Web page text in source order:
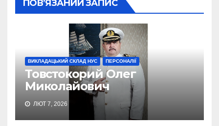
ПОВ’ЯЗАНИЙ ЗАПИС
ВИКЛАДАЦЬКИЙ СКЛАД НУС ПЕРСОНАЛІЇ
Товстокорий Олег
Миколайович
ЛЮТ 7, 2026